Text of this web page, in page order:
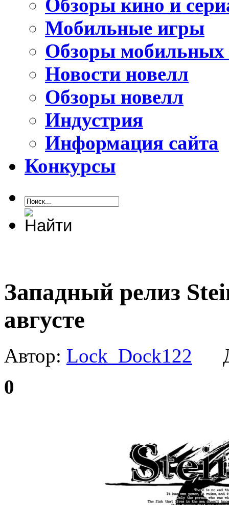
Обзоры кино и
Мобильные игры
Обзоры мобильных
Новости новелл
Обзоры новелл
Индустрия
Информация сайта
Конкурсы
Западный релиз
августе
Автор: Lock_Dock122
0